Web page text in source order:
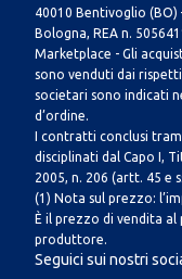
40010 Bentivoglio (BO)
Bologna, REA n.
Marketplace - Gli
sono venduti dai
societari sono indicati
d’ordine.
I contratti conclusi
disciplinati dal Capo I,
2005, n. 206 (artt. 45 e
(1) Nota sul prezzo:
È il prezzo di vendita
produttore.
Seguici sui nostri